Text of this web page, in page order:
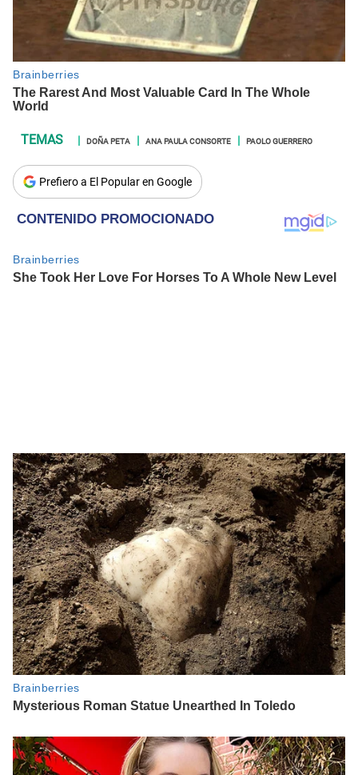
DOÑA PETA ANA PAULA CONSORTE PAOLO GUERRERO
Prefiero a El Popular en Google